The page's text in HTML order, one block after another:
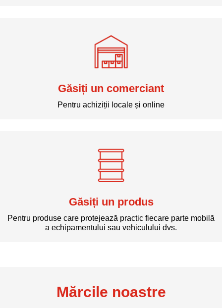
Găsiți un comerciant
Pentru achiziții locale și online
Găsiți un produs
Pentru produse care protejează practic fiecare parte mobilă
a echipamentului sau vehiculului dvs.
Mărcile noastre